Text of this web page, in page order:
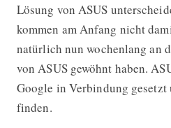
Lösung von ASUS
kommen am Anfang nicht
natürlich nun wochenlang an
von ASUS gewöhnt haben.
Google in Verbindung gesetzt
finden.